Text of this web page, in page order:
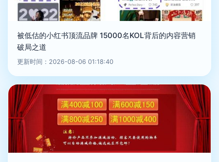
被低估的小红书顶流品牌 15000名KOL背后的内容营销
破局之道
更新时间：2026-08-06 01:18:40